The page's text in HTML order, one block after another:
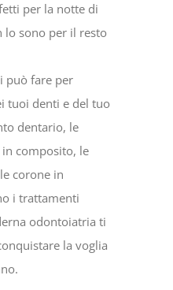
per la notte di
sono per il resto
può fare per
tuoi denti e del tuo
dentario, le
composito, le
corone in
i trattamenti
odontoiatria ti
la voglia